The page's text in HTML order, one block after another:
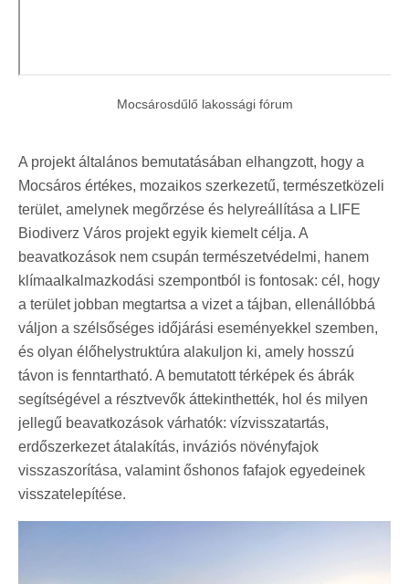
Mocsárosdűlő lakossági fórum
A projekt általános bemutatásában elhangzott, hogy a
Mocsáros értékes, mozaikos szerkezetű, természetközeli
terület, amelynek megőrzése és helyreállítása a LIFE
Biodiverz Város projekt egyik kiemelt célja. A
beavatkozások nem csupán természetvédelmi, hanem
klímaalkalmazkodási szempontból is fontosak: cél, hogy
a terület jobban megtartsa a vizet a tájban, ellenállóbbá
váljon a szélsőséges időjárási eseményekkel szemben,
és olyan élőhelystruktúra alakuljon ki, amely hosszú
távon is fenntartható. A bemutatott térképek és ábrák
segítségével a résztvevők áttekinthették, hol és milyen
jellegű beavatkozások várhatók: vízvisszatartás,
erdőszerkezet átalakítás, inváziós növényfajok
visszaszorítása, valamint őshonos fafajok egyedeinek
visszatelepítése.